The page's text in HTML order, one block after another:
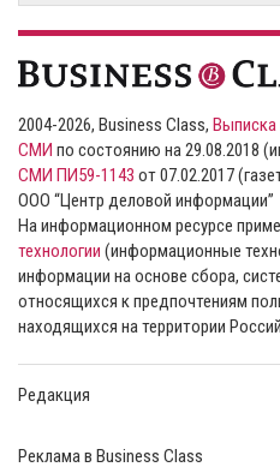
2004-2026, Business Class, Выписка
СМИ по состоянию на 29.08.2018
СМИ ПИ59-1143 от 07.02.2017
ООО “Центр деловой информации”
На информационном ресурсе
технологии (информационные
информации на основе сбора,
относящихся к предпочтениям
находящихся на территории
Редакция
Реклама в Business Class